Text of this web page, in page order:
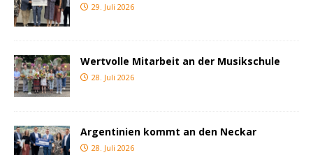
29. Juli 2026
Wertvolle Mitarbeit an der Musikschule
28. Juli 2026
Argentinien kommt an den Neckar
28. Juli 2026